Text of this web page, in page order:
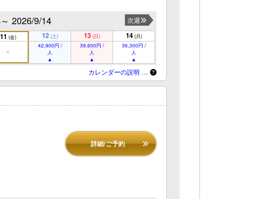
2026/9/14
次週
11 (金) 12 (土) 13 (日) 14 (月)
42,900円 /
人
39,600円 /
人
36,300円 /
人
カレンダーの説明 …
詳細/ご予約